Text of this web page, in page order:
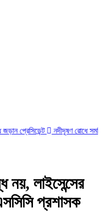
নদীদূষণ রোধে সমন্বিত
নয়, লাইসেন্সের
প্রশাসক